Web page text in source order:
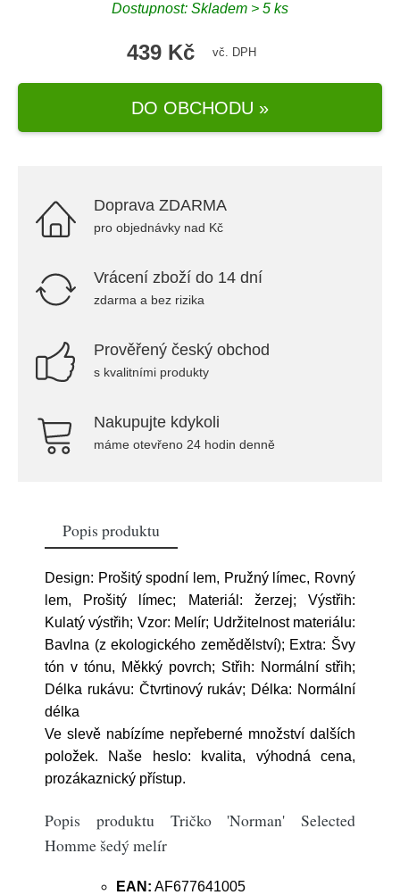
Dostupnost: Skladem > 5 ks
439 Kč vč. DPH
DO OBCHODU »
Doprava ZDARMA
pro objednávky nad Kč
Vrácení zboží do 14 dní
zdarma a bez rizika
Prověřený český obchod
s kvalitními produkty
Nakupujte kdykoli
máme otevřeno 24 hodin denně
Popis produktu
Design: Prošitý spodní lem, Pružný límec, Rovný
lem, Prošitý límec; Materiál: žerzej; Výstřih:
Kulatý výstřih; Vzor: Melír; Udržitelnost materiálu:
Bavlna (z ekologického zemědělství); Extra: Švy
tón v tónu, Měkký povrch; Střih: Normální střih;
Délka rukávu: Čtvrtinový rukáv; Délka: Normální
délka
Ve slevě nabízíme nepřeberné množství dalších
položek. Naše heslo: kvalita, výhodná cena,
prozákaznický přístup.
Popis produktu Tričko 'Norman' Selected
Homme šedý melír
EAN: AF677641005